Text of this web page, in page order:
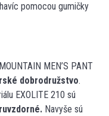
pomocou gumičky
MEN’S PANT
dobrodružstvo.
EXOLITE 210 sú
Navyše sú